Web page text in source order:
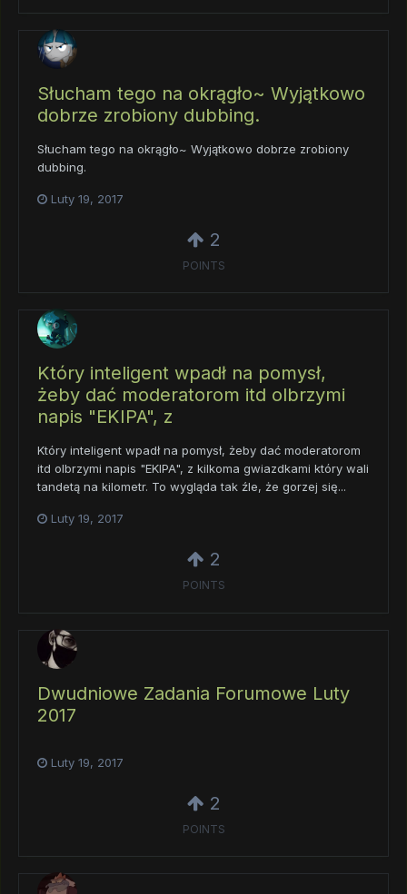
Słucham tego na okrągło~ Wyjątkowo
dobrze zrobiony dubbing.
Słucham tego na okrągło~ Wyjątkowo dobrze zrobiony
dubbing.
Luty 19, 2017
2
POINTS
Który inteligent wpadł na pomysł,
żeby dać moderatorom itd olbrzymi
napis "EKIPA", z
Który inteligent wpadł na pomysł, żeby dać moderatorom
itd olbrzymi napis "EKIPA", z kilkoma gwiazdkami który wali
tandetą na kilometr. To wygląda tak źle, że gorzej się...
Luty 19, 2017
2
POINTS
Dwudniowe Zadania Forumowe Luty
2017
Luty 19, 2017
2
POINTS